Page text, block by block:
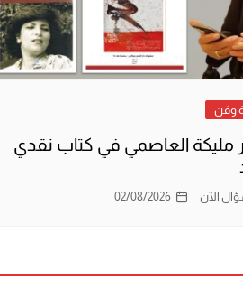
وفن
العاصمي في كتاب نقدي
الآن 02/08/2026